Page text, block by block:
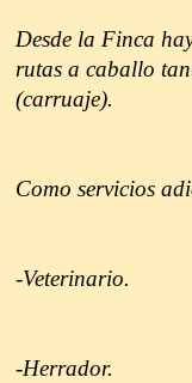
Desde la Finca
rutas a caballo
(carruaje).
Como servicios
-Veterinario.
-Herrador.